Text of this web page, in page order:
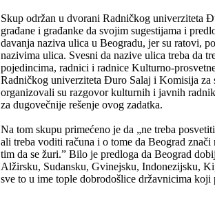
Skup održan u dvorani Radničkog univerziteta
građane i građanke da svojim sugestijama i
davanja naziva ulica u Beogradu, jer su ratovi,
nazivima ulica. Svesni da nazive ulica treba da
pojedincima, radnici i radnice Kulturno-
Radničkog univerziteta Đuro Salaj i Komisija za
organizovali su razgovor kulturnih i javnih
za dugovečnije rešenje ovog zadatka.
Na tom skupu primećeno je da „ne treba
ali treba voditi računa i o tome da Beograd
tim da se žuri.” Bilo je predloga da Beograd
Alžirsku, Sudansku, Gvinejsku, Indonezijsku,
sve to u ime tople dobrodošlice državnicima